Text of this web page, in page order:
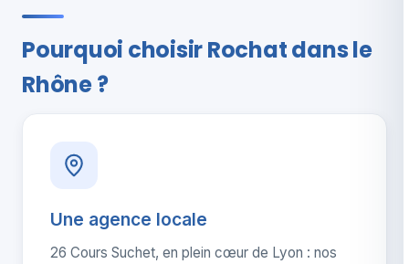
Pourquoi choisir Rochat dans le
Rhône ?
Une agence locale
26 Cours Suchet, en plein cœur de Lyon : nos